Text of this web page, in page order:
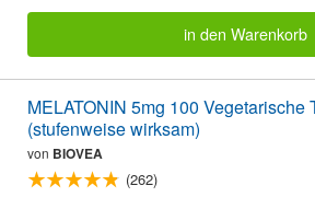
in den Warenkorb
MELATONIN 5mg 100 Vegetarische
(stufenweise wirksam)
von BIOVEA
(262)